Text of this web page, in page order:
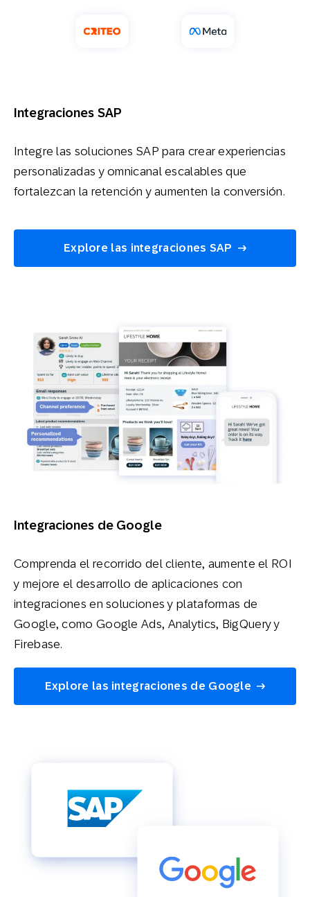
Integraciones SAP
Integre las soluciones SAP para crear experiencias
personalizadas y omnicanal escalables que
fortalezcan la retención y aumenten la conversión.
Explore las integraciones SAP
Integraciones de Google
Comprenda el recorrido del cliente, aumente el ROI
y mejore el desarrollo de aplicaciones con
integraciones en soluciones y plataformas de
Google, como Google Ads, Analytics, BigQuery y
Firebase.
Explore las integraciones de Google